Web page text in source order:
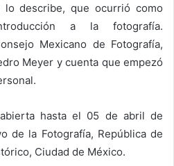
describe, que ocurrió como
a la fotografía.
Mexicano de Fotografía,
Meyer y cuenta que empezó
abierta hasta el 05 de abril de
de la Fotografía, República de
Ciudad de México.